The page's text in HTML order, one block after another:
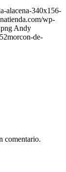
alacena-340x156-
wp-
Andy
morcon-de-
comentario.